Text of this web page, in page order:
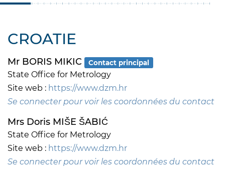
CROATIE
Mr BORIS MIKIC Contact principal
State Office for Metrology
Site web : https://www.dzm.hr
Se connecter pour voir les coordonnées du contact
Mrs Doris MIŠE ŠABIĆ
State Office for Metrology
Site web : https://www.dzm.hr
Se connecter pour voir les coordonnées du contact